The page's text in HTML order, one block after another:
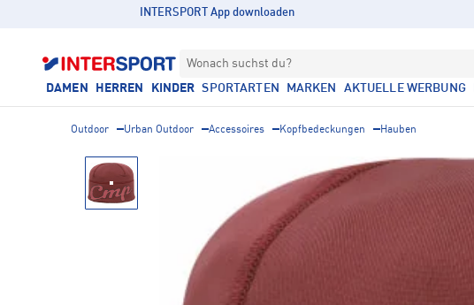
INTERSPORT App downloaden
Wonach suchst du?
DAMEN HERREN KINDER SPORTARTEN MARKEN AKTUELLE WERBUNG
Outdoor Urban Outdoor Accessoires Kopfbedeckungen Hauben